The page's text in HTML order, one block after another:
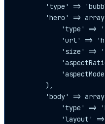
'type' =>
'hero' =>
'type' =>
'url' =>
'size' =>
        ),
'body' =>
'type' =>
'layout'